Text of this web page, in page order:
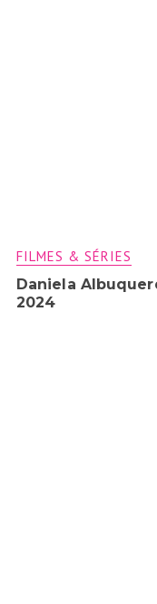
FILMES & SÉRIES
Daniela
2024